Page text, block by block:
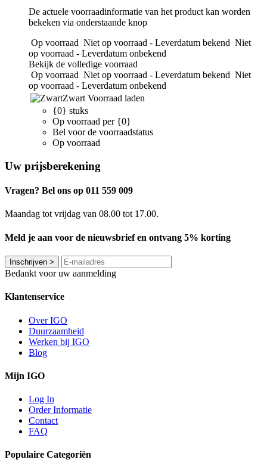
De actuele voorraadinformatie van het product kan worden
bekeken via onderstaande knop
Op voorraad Niet op voorraad - Leverdatum bekend Niet
op voorraad - Leverdatum onbekend
Bekijk de volledige voorraad
Op voorraad Niet op voorraad - Leverdatum bekend Niet
op voorraad - Leverdatum onbekend
Zwart Voorraad laden
{0} stuks
Op voorraad per {0}
Bel voor de voorraadstatus
Op voorraad
Uw prijsberekening
Vragen? Bel ons op 011 559 009
Maandag tot vrijdag van 08.00 tot 17.00.
Meld je aan voor de nieuwsbrief en ontvang 5% korting
Inschrijven >
Bedankt voor uw aanmelding
Klantenservice
Over IGO
Duurzaamheid
Werken bij IGO
Blog
Mijn IGO
Log In
Order Informatie
Contact
FAQ
Populaire Categoriën